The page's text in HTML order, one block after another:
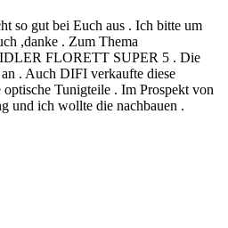
so gut bei Euch aus . Ich bitte um
,danke . Zum Thema
FLORETT SUPER 5 . Die
. Auch DIFI verkaufte diese
Tunigteile . Im Prospekt von
und ich wollte die nachbauen .